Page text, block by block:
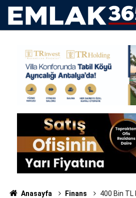
Anasayfa Finans
400 Bin